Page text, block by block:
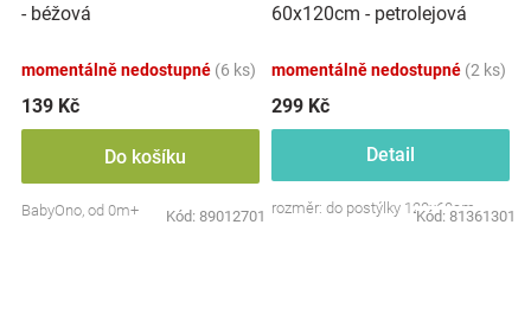
- béžová
momentálně nedostupné (6 ks)
139 Kč
Do košíku
BabyOno, od 0m+ Kód: 89012701
60x120cm - petrolejová
momentálně nedostupné (2 ks)
299 Kč
Detail
rozměr: do postýlky 120x60cm
Kód: 81361301